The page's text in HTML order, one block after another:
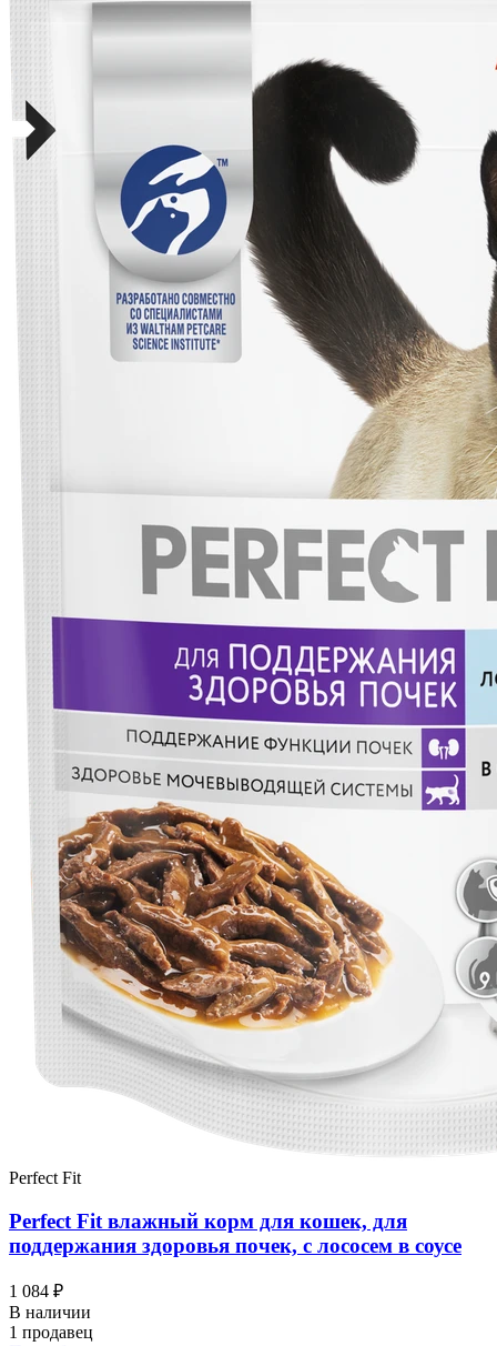
Perfect Fit
Perfect Fit влажный корм для кошек, для
поддержания здоровья почек, с лососем в соусе
1 084 ₽
В наличии
1 продавец